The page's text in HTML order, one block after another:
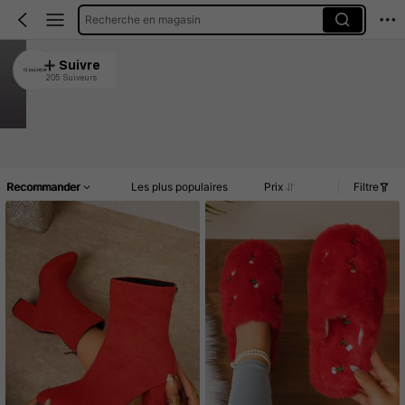
Recherche en magasin
TZ DACHENF
4.89
Suivre
205 Suiveurs
Recommander Les plus populaires Prix Filtre